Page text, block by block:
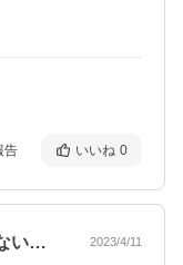
告 いいね 0
ふつうにおいしいです。飽きのこないお味… 2023/4/11